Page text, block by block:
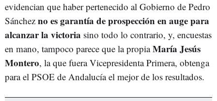
evidencian que haber pertenecido al Gobierno de Pedro
Sánchez no es garantía de prospección en auge para
alcanzar la victoria sino todo lo contrario, y, encuestas
en mano, tampoco parece que la propiaMaría Jesús
Montero, la que fuera Vicepresidenta Primera, obtenga
para el PSOE de Andalucía el mejor de los resultados.